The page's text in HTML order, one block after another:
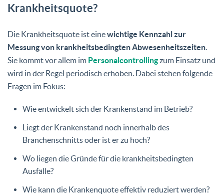
Krankheitsquote?
Die Krankheitsquote ist einewichtige Kennzahl zur
Messung von krankheitsbedingten Abwesenheitszeiten.
Sie kommt vor allem im Personalcontrollingzum Einsatz und
wird in der Regel periodisch erhoben. Dabei stehen folgende
Fragen im Fokus:
Wie entwickelt sich der Krankenstand im Betrieb?
Liegt der Krankenstand noch innerhalb des
Branchenschnitts oder ist er zu hoch?
Wo liegen die Gründe für die krankheitsbedingten
Ausfälle?
Wie kann die Krankenquote effektiv reduziert werden?